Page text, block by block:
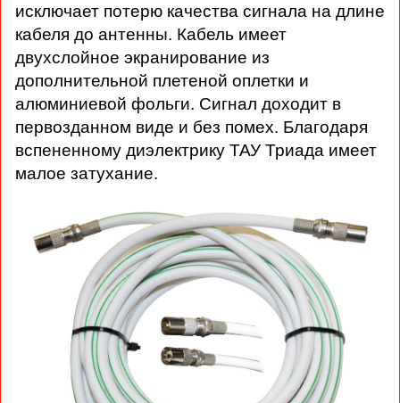
исключает потерю качества сигнала на длине
кабеля до антенны. Кабель имеет
двухслойное экранирование из
дополнительной плетеной оплетки и
алюминиевой фольги. Сигнал доходит в
первозданном виде и без помех. Благодаря
вспененному диэлектрику ТАУ Триада имеет
малое затухание.